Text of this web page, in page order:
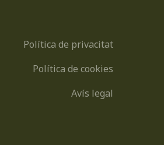
Política de privacitat
Política de cookies
Avís legal